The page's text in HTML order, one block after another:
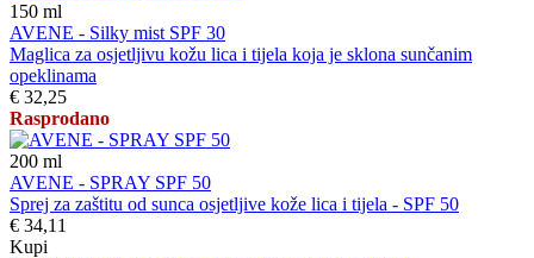
150 ml
AVENE - Silky mist SPF 30
Maglica za osjetljivu kožu lica i tijela koja je sklona sunčanim
opeklinama
€ 32,25
Rasprodano
200 ml
AVENE - SPRAY SPF 50
Sprej za zaštitu od sunca osjetljive kože lica i tijela - SPF 50
€ 34,11
Kupi